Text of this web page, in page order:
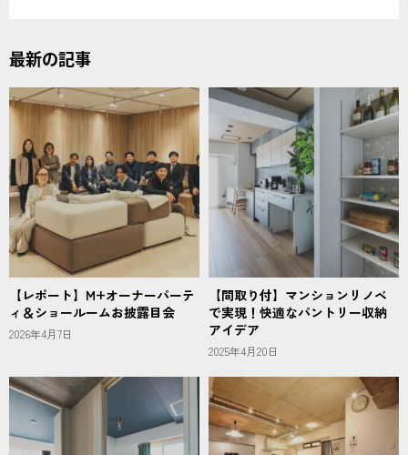
最新の記事
【レポート】M+オーナーパーテ
ィ＆ショールームお披露目会
2026年4月7日
【間取り付】マンションリノベ
で実現！快適なパントリー収納
アイデア
2025年4月20日